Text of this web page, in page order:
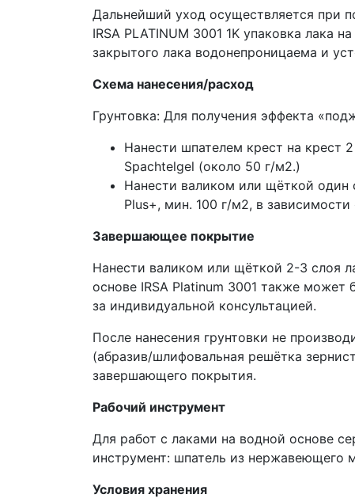
Дальнейший уход осуществляется при
IRSA PLATINUM 3001 1K упаковка лака
закрытого лака водонепроницаема и
Схема нанесения/расход
Грунтовка: Для получения эффекта
Нанести шпателем крест на крест
Spachtelgel (около 50 г/м2.)
Нанести валиком или щёткой один
Plus+, мин. 100 г/м2, в
Завершающее покрытие
Нанести валиком или щёткой 2-3 слоя
основе IRSA Platinum 3001 также
за индивидуальной консультацией.
После нанесения грунтовки не
(абразив/шлифовальная решётка
завершающего покрытия.
Рабочий инструмент
Для работ с лаками на водной основе
инструмент: шпатель из нержавеющего
Условия хранения